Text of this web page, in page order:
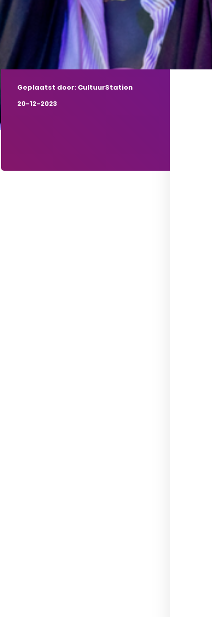
Geplaatst door: CultuurStation
20-12-2023